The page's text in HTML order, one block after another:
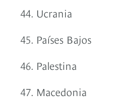
44. Ucrania
45. Países Bajos
46. Palestina
47. Macedonia